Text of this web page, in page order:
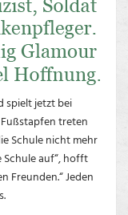
spielt jetzt bei
treten
Schule nicht mehr
Schule auf“, hofft
Freunden.“ Jeden